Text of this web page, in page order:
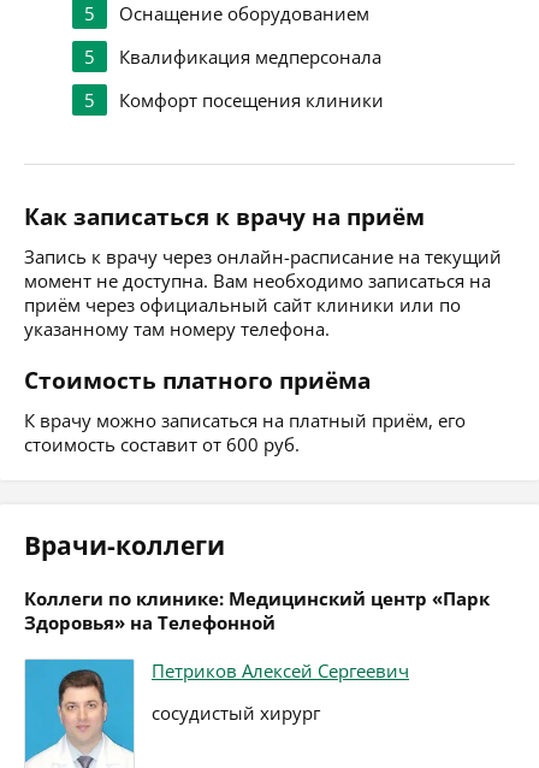
5
Оснащение оборудованием
5
Квалификация медперсонала
5
Комфорт посещения клиники
Как записаться к врачу на приём
Запись к врачу через онлайн-расписание на текущий
момент не доступна. Вам необходимо записаться на
приём через официальный сайт клиники или по
указанному там номеру телефона.
Стоимость платного приёма
К врачу можно записаться на платный приём, его
стоимость составит от 600 руб.
Врачи-коллеги
Коллеги по клинике: Медицинский центр «Парк
Здоровья» на Телефонной
Петриков Алексей Сергеевич
сосудистый хирург